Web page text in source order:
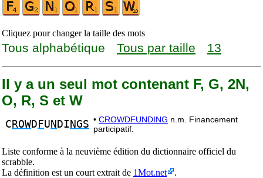
Cliquez pour changer la taille des mots
Tous alphabétique Tous par taille 13
Il y a un seul mot contenant F, G, 2N,
O, R, S et W
C ROWD FU N DI NGS • CROWDFUNDING n.m. Financement
participatif.
Liste conforme à la neuvième édition du dictionnaire officiel du
scrabble.
La définition est un court extrait de 1Mot.net .